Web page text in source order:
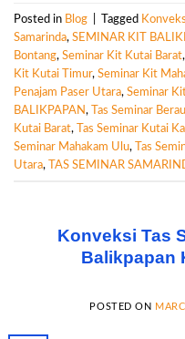
Posted in Blog Tagged
Samarinda, SEMINAR KIT
Bontang, Seminar Kit Kutai Barat,
Kit Kutai Timur, Seminar Kit
Penajam Paser Utara, Seminar
BALIKPAPAN, Tas Seminar Berau
Kutai Barat, Tas Seminar Kutai
Seminar Mahakam Ulu, Tas
Utara, TAS SEMINAR
Konveksi Tas
Balikpapan
POSTED ON